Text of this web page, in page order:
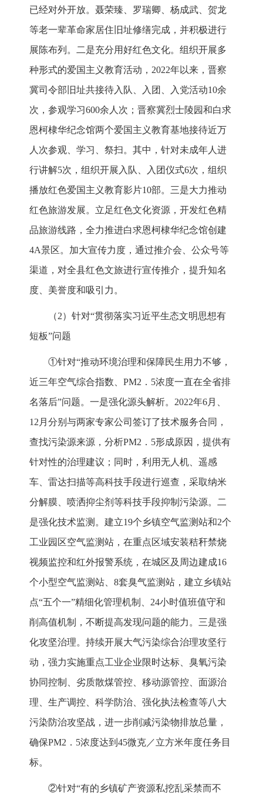
已经对外开放。聂荣臻、罗瑞卿、杨成武、贺龙
等老一辈革命家居住旧址修缮完成，并积极进行
展陈布列。二是充分用好红色文化。组织开展多
种形式的爱国主义教育活动，2022年以来，晋察
冀司令部旧址共接待入队、入团、入党活动10余
次，参观学习600余人次；晋察冀烈士陵园和白求
恩柯棣华纪念馆两个爱国主义教育基地接待近万
人次参观、学习、祭扫。其中，针对未成年人进
行讲解5次，组织开展入队、入团仪式6次，组织
播放红色爱国主义教育影片10部。三是大力推动
红色旅游发展。立足红色文化资源，开发红色精
品旅游线路，全力推进白求恩柯棣华纪念馆创建
4A景区。加大宣传力度，通过推介会、公众号等
渠道，对全县红色文旅进行宣传推介，提升知名
度、美誉度和吸引力。
（2）针对“贯彻落实习近平生态文明思想有
短板”问题
①针对“推动环境治理和保障民生用力不够，
近三年空气综合指数、PM2．5浓度一直在全省排
名落后”问题。一是强化源头解析。2022年6月、
12月分别与两家专家公司签订了技术服务合同，
查找污染源来源，分析PM2．5形成原因，提供有
针对性的治理建议；同时，利用无人机、遥感
车、雷达扫描等高科技手段进行巡查，采取纳米
分解膜、喷洒抑尘剂等科技手段抑制污染源。二
是强化技术监测。建立19个乡镇空气监测站和2个
工业园区空气监测站，在重点区域安装秸秆禁烧
视频监控和红外报警系统，在城区及周边建成16
个小型空气监测站、8套臭气监测站，建立乡镇站
点“五个一”精细化管理机制、24小时值班值守和
削高值机制，不断提高发现问题的能力。三是强
化攻坚治理。持续开展大气污染综合治理攻坚行
动，强力实施重点工业企业限时达标、臭氧污染
协同控制、劣质散煤管控、移动源管控、面源治
理、生产调控、科学防治、强化执法检查等八大
污染防治攻坚战，进一步削减污染物排放总量，
确保PM2．5浓度达到45微克／立方米年度任务目
标。
②针对“有的乡镇矿产资源私挖乱采禁而不